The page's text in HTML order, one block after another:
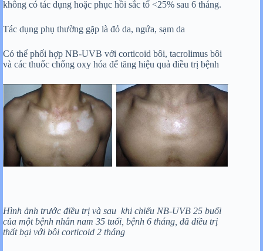
không có tác dụng hoặc phục hồi sắc tố <25% sau 6 tháng.
Tác dụng phụ thường gặp là đỏ da, ngứa, sạm da
Có thể phối hợp NB-UVB với corticoid bôi, tacrolimus bôi
và các thuốc chống oxy hóa để tăng hiệu quả điều trị bệnh
Hình ảnh trước điều trị và sau khi chiếu NB-UVB 25 buổi
của một bệnh nhân nam 35 tuổi, bệnh 6 tháng, đã điều trị
thất bại với bôi corticoid 2 tháng